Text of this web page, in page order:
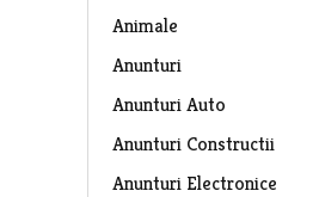
Animale
Anunturi
Anunturi Auto
Anunturi Constructii
Anunturi Electronice